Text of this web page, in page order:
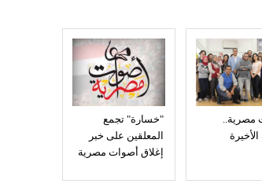
مصرية..
الأخيرة
"خسارة" تجمع
المعلقين على خبر
إغلاق أصوات مصرية